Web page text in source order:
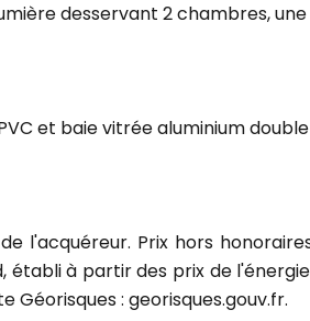
desservant 2 chambres,
et baie vitrée aluminium double
l'acquéreur. Prix hors
à partir des prix de
Géorisques : georisques.gouv.fr.